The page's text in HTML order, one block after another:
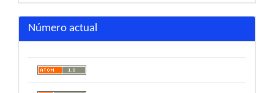
Número actual